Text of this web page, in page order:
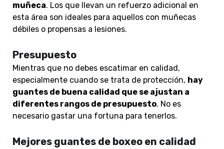
muñeca. Los que llevan un refuerzo adicional en
esta área son ideales para aquellos con muñecas
débiles o propensas a lesiones.
Presupuesto
Mientras que no debes escatimar en calidad,
especialmente cuando se trata de protección, hay
guantes de buena calidad que se ajustan a
diferentes rangos de presupuesto. No es
necesario gastar una fortuna para tenerlos.
Mejores guantes de boxeo en calidad